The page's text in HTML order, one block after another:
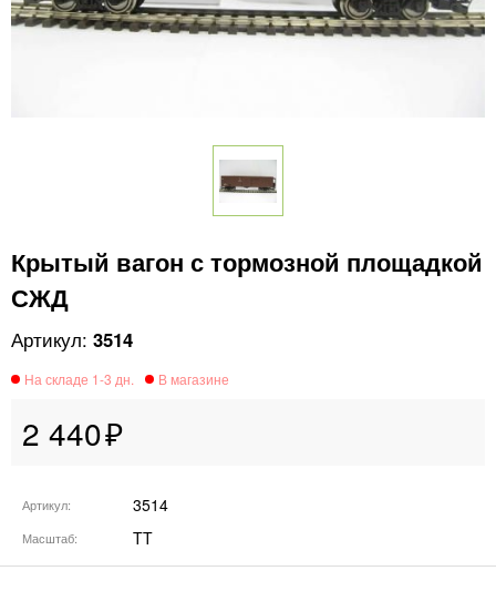
Крытый вагон с тормозной площадкой
СЖД
3514
2 440
Артикул 3514
Масштаб TT